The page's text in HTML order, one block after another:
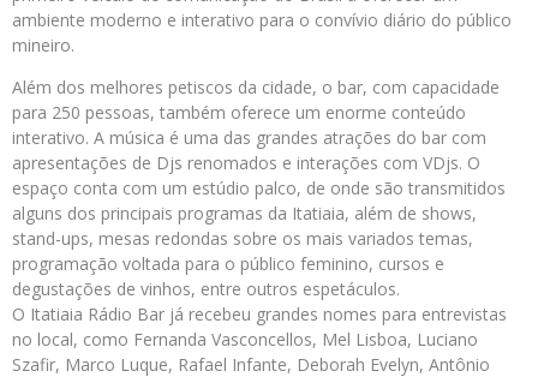
ambiente moderno e interativo para o convívio diário do público
mineiro.
Além dos melhores petiscos da cidade, o bar, com capacidade
para 250 pessoas, também oferece um enorme conteúdo
interativo. A música é uma das grandes atrações do bar com
apresentações de Djs renomados e interações com VDjs. O
espaço conta com um estúdio palco, de onde são transmitidos
alguns dos principais programas da Itatiaia, além de shows,
stand-ups, mesas redondas sobre os mais variados temas,
programação voltada para o público feminino, cursos e
degustações de vinhos, entre outros espetáculos.
O Itatiaia Rádio Bar já recebeu grandes nomes para entrevistas
no local, como Fernanda Vasconcellos, Mel Lisboa, Luciano
Szafir, Marco Luque, Rafael Infante, Deborah Evelyn, Antônio